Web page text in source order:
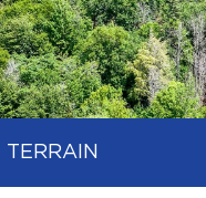
TERRAIN